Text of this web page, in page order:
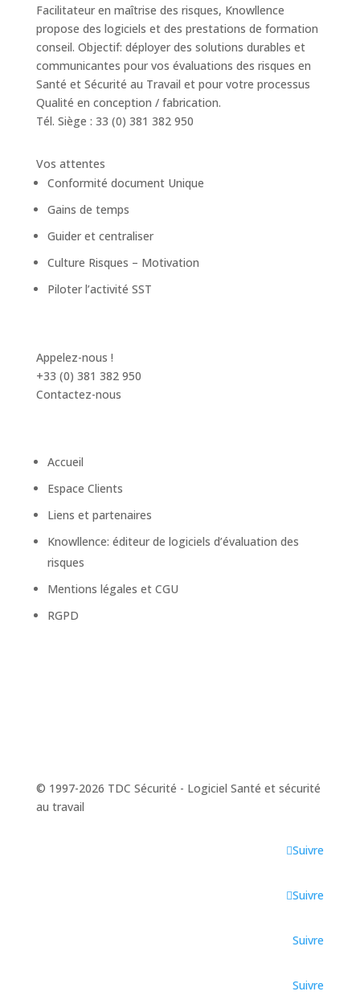
Facilitateur en maîtrise des risques, Knowllence
propose des logiciels et des prestations de formation
conseil. Objectif: déployer des solutions durables et
communicantes pour vos évaluations des risques en
Santé et Sécurité au Travail et pour votre processus
Qualité en conception / fabrication.
Tél. Siège : 33 (0) 381 382 950
Vos attentes
Conformité document Unique
Gains de temps
Guider et centraliser
Culture Risques – Motivation
Piloter l’activité SST
Appelez-nous !
+33 (0) 381 382 950
Contactez-nous
Accueil
Espace Clients
Liens et partenaires
Knowllence: éditeur de logiciels d’évaluation des
risques
Mentions légales et CGU
RGPD
© 1997-2026 TDC Sécurité - Logiciel Santé et sécurité
au travail
Suivre
Suivre
Suivre
Suivre